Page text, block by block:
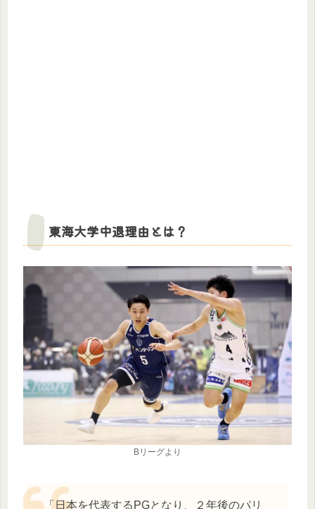
東海大学中退理由とは？
Bリーグより
「日本を代表するPGとなり、２年後のパリ